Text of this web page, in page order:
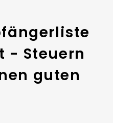
- Steuern
guten